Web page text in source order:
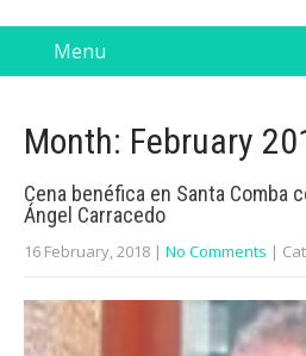
Menu
Month: February
Cena benéfica en Santa Comba
Ángel Carracedo
16 February, 2018 | No Comments |